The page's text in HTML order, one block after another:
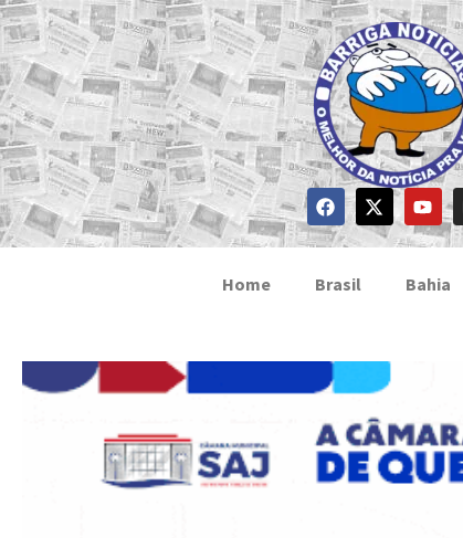
Home Brasil Bahia